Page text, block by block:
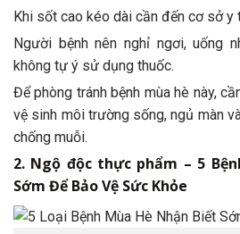
Khi sốt cao kéo dài cần đến cơ sở y
Người bệnh nên nghỉ ngơi, uống
không tự ý sử dụng thuốc.
Để phòng tránh bệnh mùa hè này,
vệ sinh môi trường sống, ngủ màn
chống muỗi.
2. Ngộ độc thực phẩm – 5
Sớm Để Bảo Vệ Sức Khỏe